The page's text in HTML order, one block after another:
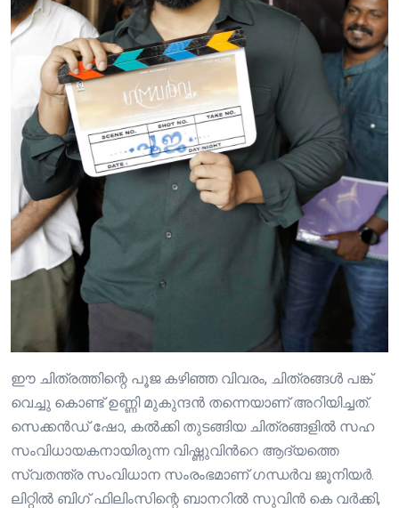
ഈ ചിത്രത്തിന്റെ പൂജ കഴിഞ്ഞ വിവരം, ചിത്രങ്ങൾ പങ്ക്
വെച്ചു കൊണ്ട് ഉണ്ണി മുകുന്ദൻ തന്നെയാണ് അറിയിച്ചത്.
സെക്കന്‍ഡ് ഷോ, കല്‍ക്കി തുടങ്ങിയ ചിത്രങ്ങളില്‍ സഹ
സംവിധായകനായിരുന്ന വിഷ്ണുവിന്‍റെ ആദ്യത്തെ
സ്വതന്ത്ര സംവിധാന സംരംഭമാണ് ഗന്ധർവ ജൂനിയർ.
ലിറ്റിൽ ബിഗ് ഫിലിംസിന്റെ ബാനറിൽ സുവിൻ കെ വർക്കി,